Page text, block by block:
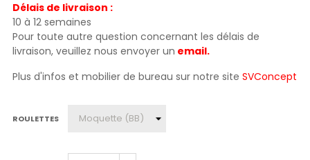
Délais de livraison :
10 à 12 semaines
Pour toute autre question concernant les délais de
livraison, veuillez nous envoyer un email.
Plus d'infos et mobilier de bureau sur notre site SVConcept
ROULETTES